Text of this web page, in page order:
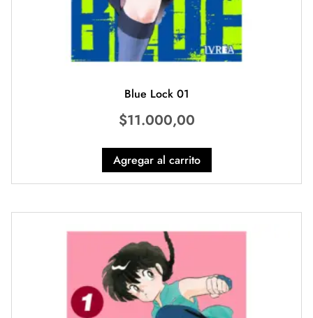
Blue Lock 01
$11.000,00
Agregar al carrito